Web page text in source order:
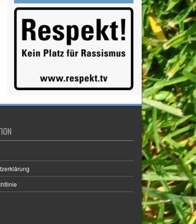
Verein(244)
Vorstand
Wandern (1)
Yoga(2)
WIR SIND DABEI…